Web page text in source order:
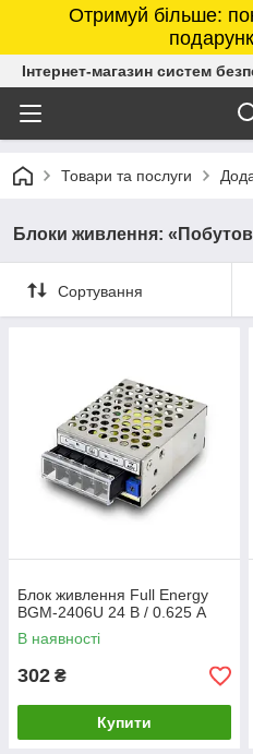
Отримуй більше:
Інтернет-магазин систем
Товари та послуги
Блоки живлення:
Сортування
Блок живлення Full Energy
BGM-2406U 24 В / 0.625 А
В наявності
302 ₴
Купити